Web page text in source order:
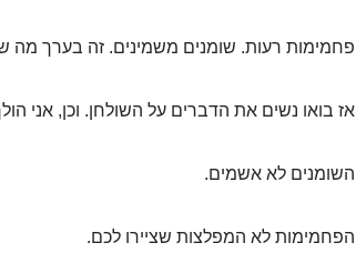
פחמימות רעות. שומנים משמינים. זה בערך מה
אז בואו נשים את הדברים על השולחן. וכן, אני
השומנים לא אשמים.
הפחמימות לא המפלצות שציירו לכם.